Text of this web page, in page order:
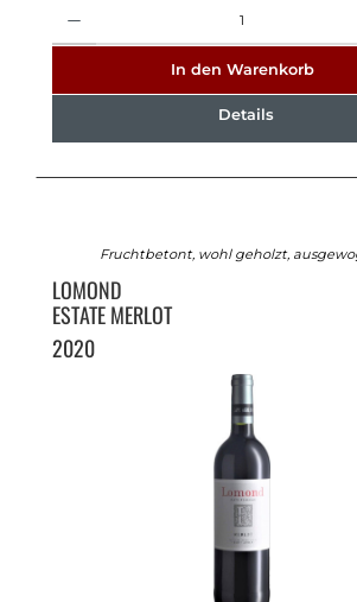
In den Warenkorb
Details
Fruchtbetont, wohl geholzt,
LOMOND
ESTATE MERLOT
2020